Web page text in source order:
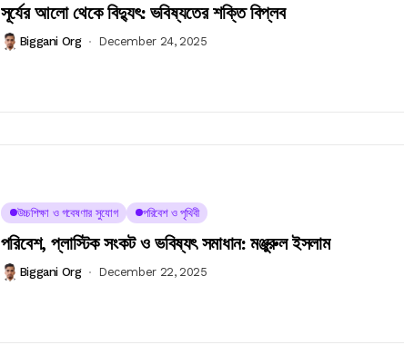
সূর্যের আলো থেকে বিদ্যুৎ: ভবিষ্যতের শক্তি বিপ্লব
Biggani Org December 24, 2025
উচ্চশিক্ষা ও গবেষণার সুযোগ পরিবেশ ও পৃথিবী
পরিবেশ, প্লাস্টিক সংকট ও ভবিষ্যৎ সমাধান: মঞ্জুরুল ইসলাম
Biggani Org December 22, 2025